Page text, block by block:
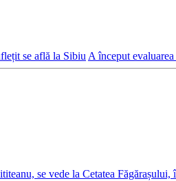
se află la Sibiu A început
se vede la Cetatea Făgărașului,